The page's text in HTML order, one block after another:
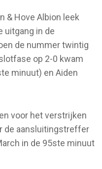
& Hove Albion leek
uitgang in de
de nummer twintig
op 2-0 kwam
minuut) en Aiden
voor het verstrijken
de aansluitingstreffer
in de 95ste minuut